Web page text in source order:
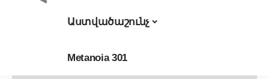
Աստվածաշունչ
Metanoia 301